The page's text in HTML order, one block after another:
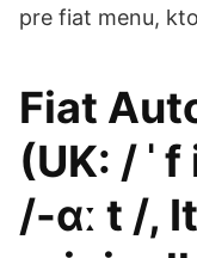
pre fiat menu,
Fiat
(UK: / ˈ
/-ɑː t /,